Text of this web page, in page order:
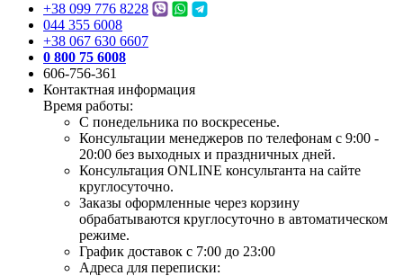
+38 099 776 8228
044 355 6008
+38 067 630 6607
0 800 75 6008
606-756-361
Контактная информация
Время работы:
С понедельника по воскресенье.
Консультации менеджеров по телефонам с 9:00 -
20:00 без выходных и праздничных дней.
Консультация ONLINE консультанта на сайте
круглосуточно.
Заказы оформленные через корзину
обрабатываются круглосуточно в автоматическом
режиме.
График доставок с 7:00 до 23:00
Адреса для переписки: